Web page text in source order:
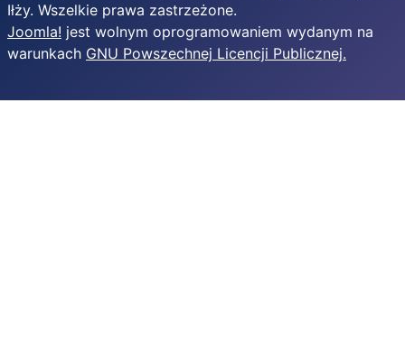
Iłży. Wszelkie prawa zastrzeżone.
Joomla! jest wolnym oprogramowaniem wydanym na
warunkach GNU Powszechnej Licencji Publicznej.